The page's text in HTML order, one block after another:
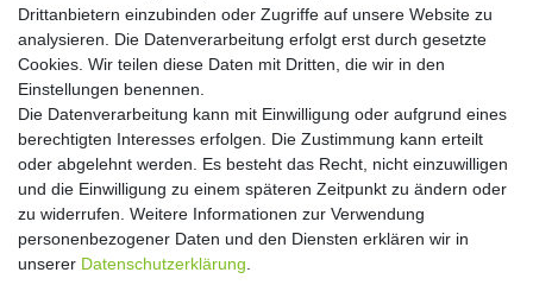
Abonnieren
** Hierbei handelt es sich um ein Pflichtfeld.
Widerrufs­recht Widerrufs­formular Impressum
Daten­schutz­erklärung AGB Kontakt
Drittanbietern einzubinden oder Zugriffe auf unsere Website zu
analysieren. Die Datenverarbeitung erfolgt erst durch gesetzte
Cookies. Wir teilen diese Daten mit Dritten, die wir in den
Einstellungen benennen.
Die Datenverarbeitung kann mit Einwilligung oder aufgrund eines
berechtigten Interesses erfolgen. Die Zustimmung kann erteilt
oder abgelehnt werden. Es besteht das Recht, nicht einzuwilligen
und die Einwilligung zu einem späteren Zeitpunkt zu ändern oder
zu widerrufen. Weitere Informationen zur Verwendung
personenbezogener Daten und den Diensten erklären wir in
unserer Daten­schutz­erklärung